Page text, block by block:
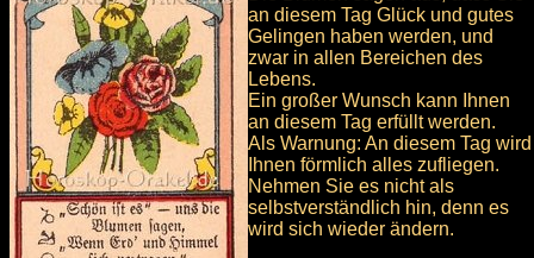
an diesem Tag Glück und gutes
Gelingen haben werden, und
zwar in allen Bereichen des
Lebens.
Ein großer Wunsch kann Ihnen
an diesem Tag erfüllt werden.
Als Warnung: An diesem Tag wird
Ihnen förmlich alles zufliegen.
Nehmen Sie es nicht als
selbstverständlich hin, denn es
wird sich wieder ändern.